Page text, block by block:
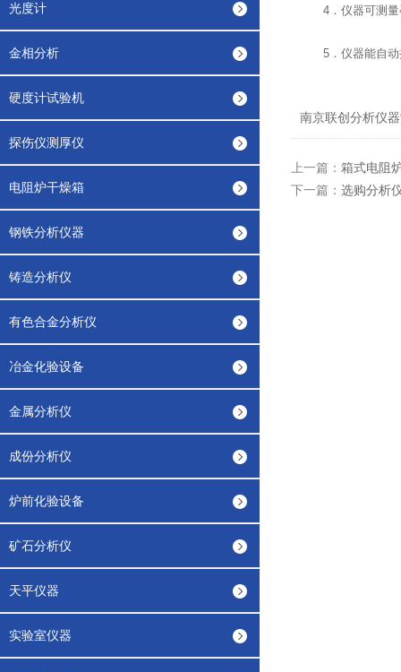
光度计
金相分析
硬度计试验机
探伤仪测厚仪
电阻炉干燥箱
钢铁分析仪器
铸造分析仪
有色合金分析仪
冶金化验设备
金属分析仪
成份分析仪
炉前化验设备
矿石分析仪
天平仪器
实验室仪器
4．仪器可测量
5．仪器能自动控
南京联创分析仪
上一篇： 箱式电阻
下一篇： 选购分析